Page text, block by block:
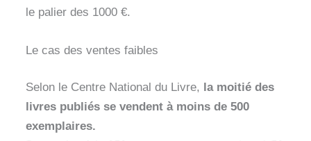
le palier des 1000 €.
Le cas des ventes faibles
Selon le Centre National du Livre, la moitié des
livres publiés se vendent à moins de 500
exemplaires.